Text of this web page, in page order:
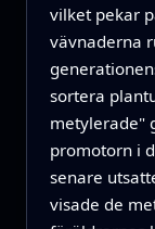
vilket pekar
vävnaderna
sortera
metylerade"
promotorn i
senare
visade de